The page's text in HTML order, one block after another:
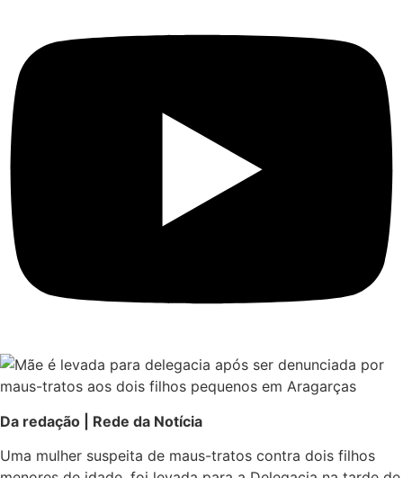
Da redação | Rede da Notícia
Uma mulher suspeita de maus-tratos contra dois filhos